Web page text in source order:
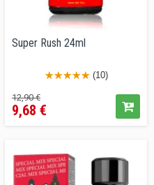
Super Rush 24ml
(10)
Prezzo
base
12,90 €Prezzo
9,68 €